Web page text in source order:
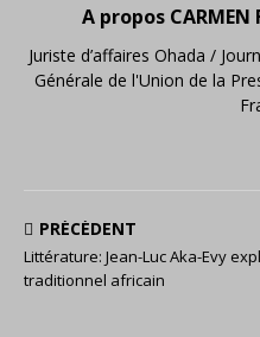
A propos CARMEN
Juriste d’affaires Ohada /
Générale de l'Union de la
PRÉCÉDENT
Littérature: Jean-Luc Aka-Evy
traditionnel africain